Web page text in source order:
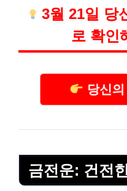
3월 21일 당
로 확인
당신의
금전운: 건전